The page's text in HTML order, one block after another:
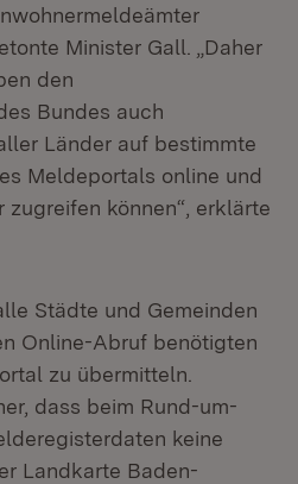
Minister Gall. „Daher
den
Bundes auch
Länder auf bestimmte
Meldeportals online und
zugreifen können“, erklärte
Städte und Gemeinden
Online-Abruf benötigten
zu übermitteln.
dass beim Rund-um-
keine
Landkarte Baden-